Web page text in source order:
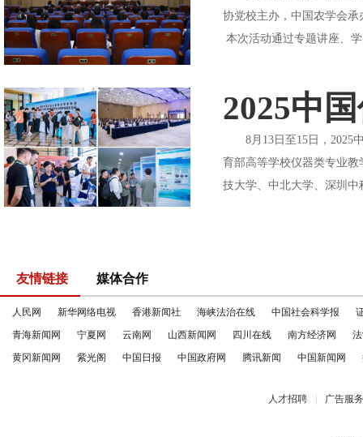
协党校主办，中国农学会
本次活动通过专题讲座、
2025中
8月13日至15日，2025中
育部高等学校仪器类专业
技大学、中北大学、深圳
友情链接 媒体合作
人民网 新华网络电视 香港新闻社 海峡法治在线 中国社会科学报
青海新闻网
宁夏网 云南网 山西新闻网 四川在线 南方经济网
黄冈新闻网
紫光阁 中国日报 中国政府网 腾讯新闻 中国新闻网
人才招聘 广告服务